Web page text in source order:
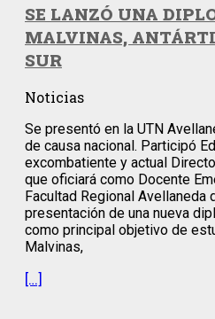
SE LANZÓ UNA
MALVINAS,
SUR
Noticias
Se presentó en la UTN
de causa nacional. Participó
excombatiente y actual
que oficiará como Docente
Facultad Regional Avellaneda
presentación de una nueva
como principal objetivo de
Malvinas,
[…]